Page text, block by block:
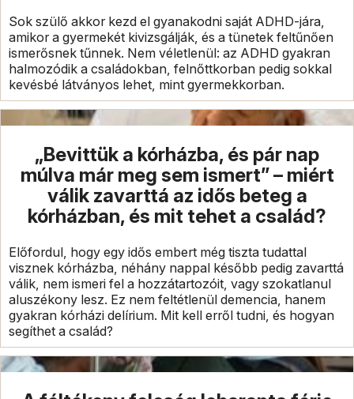
Sok szülő akkor kezd el gyanakodni saját ADHD-jára,
amikor a gyermekét kivizsgálják, és a tünetek feltűnően
ismerősnek tűnnek. Nem véletlenül: az ADHD gyakran
halmozódik a családokban, felnőttkorban pedig sokkal
kevésbé látványos lehet, mint gyermekkorban.
„Bevittük a kórházba, és pár nap
múlva már meg sem ismert” – miért
válik zavarttá az idős beteg a
kórházban, és mit tehet a család?
Előfordul, hogy egy idős embert még tiszta tudattal
visznek kórházba, néhány nappal később pedig zavarttá
válik, nem ismeri fel a hozzátartozóit, vagy szokatlanul
aluszékony lesz. Ez nem feltétlenül demencia, hanem
gyakran kórházi delírium. Mit kell erről tudni, és hogyan
segíthet a család?